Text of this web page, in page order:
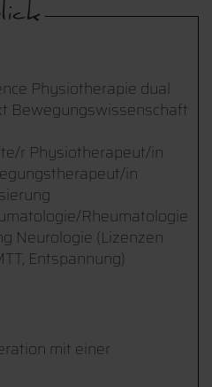
Physiotherapie dual
Bewegungswissenschaft
r Physiotherapeut/in
in
Rheumatologie
Neurologie (Lizenzen
Entspannung)
mit einer